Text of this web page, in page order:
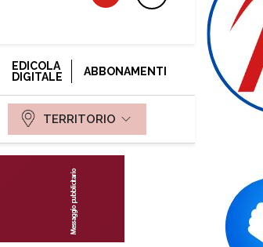
EDICOLA
DIGITALE
ABBONAMENTI
TERRITORIO